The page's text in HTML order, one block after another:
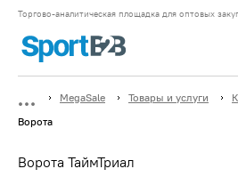
Торгово-аналитическая площадка для оптовых
MegaSale Товары и услуги
Ворота
Ворота ТаймТриал